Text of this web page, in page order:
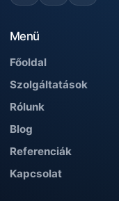
Menü
Főoldal
Szolgáltatások
Rólunk
Blog
Referenciák
Kapcsolat